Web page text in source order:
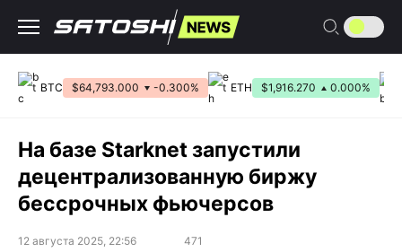
содержанию
BTC $64,793.000 -0.300% ETH $1,916.270 0.000%
На базе Starknet запустили
децентрализованную биржу
бессрочных фьючерсов
12 августа 2025, 22:56 471